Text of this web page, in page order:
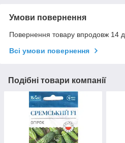
Умови повернення
Повернення товару впродовж 14
Всі умови повернення
Подібні товари компанії